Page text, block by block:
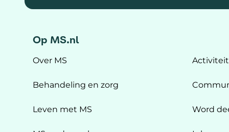
Op MS.nl
Over MS
Behandeling en zorg
Leven met MS Word